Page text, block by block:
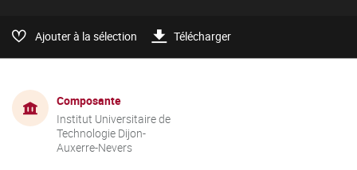
Ajouter à la sélection Télécharger
Composante
Institut Universitaire de
Technologie Dijon-
Auxerre-Nevers